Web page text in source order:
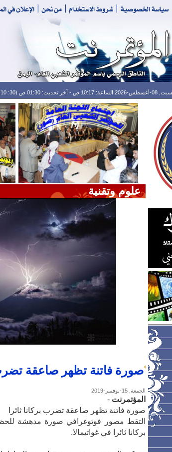
الساعة: 10:17 ص - آخر تحديث: 01:30 ص (30: 10) بتوقيت غرينتش
علوم وتقنية
صورة فاتنة تظهر صاعقة تضرب
الجمعة, 15-نوفمبر-2019
المؤتمرنت -
صورة فاتنة تظهر صاعقة تضرب بركانا ثائرا
التقط مصور فوتوغرافي صورة مدهشة
بركانا ثائرا في غواتيمالا.